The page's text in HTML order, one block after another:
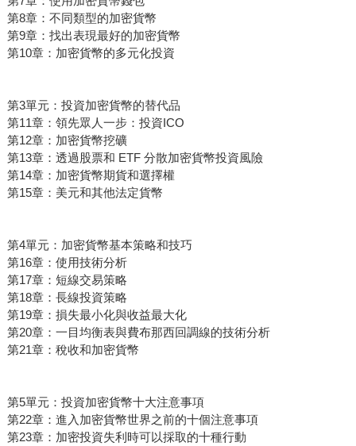
第8章：不同類型的加密貨幣
第9章：找出表現最好的加密貨幣
第10章：加密貨幣的多元化投資
第3單元：投資加密貨幣的替代品
第11章：領先眾人一步：投資ICO
第12章：加密貨幣挖礦
第13章：透過股票和 ETF 分散加密貨幣投資風險
第14章：加密貨幣期貨和選擇權
第15章：美元和其他法定貨幣
第4單元：加密貨幣基本策略和技巧
第16章：使用技術分析
第17章：短線交易策略
第18章：長線投資策略
第19章：損失最小化與收益最大化
第20章：一目均衡表與費布那西回調線的技術分析
第21章：稅收和加密貨幣
第5單元：投資加密貨幣十大注意事項
第22章：進入加密貨幣世界之前的十個注意事項
第23章：加密投資失利時可以採取的十種行動